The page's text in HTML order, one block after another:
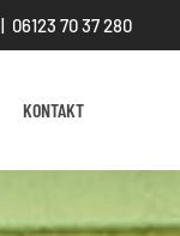
| 06123 70 37 280
KONTAKT